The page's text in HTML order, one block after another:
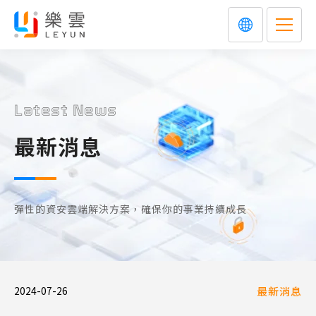
Latest News
最新消息
彈性的資安雲端解決方案，確保你的事業持續成長
2024-07-26 最新消息